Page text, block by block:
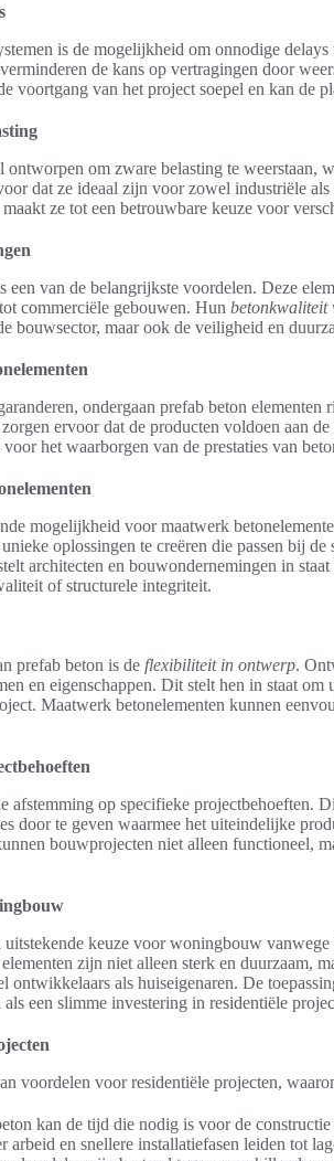
is de mogelijkheid om onnodige
de kans op vertragingen door
voortgang van het project soepel en kan de
om zware belasting te weerstaan,
dat ze ideaal zijn voor zowel industriële
ze tot een betrouwbare keuze voor
van de belangrijkste voordelen. Deze
commerciële gebouwen. Hun betonkwaliteit
bouwsector, maar ook de veiligheid en
ondergaan prefab beton elementen
ervoor dat de producten voldoen aan
het waarborgen van de prestaties van
mogelijkheid voor maatwerk
oplossingen te creëren die passen bij
architecten en bouwondernemingen in
of structurele integriteit.
prefab beton is de flexibiliteit in ontwerp.
en eigenschappen. Dit stelt hen in staat
Maatwerk betonelementen kunnen
afstemming op specifieke projectbehoeften.
door te geven waarmee het uiteindelijke
bouwprojecten niet alleen functioneel,
keuze voor woningbouw
zijn niet alleen sterk en duurzaam,
ontwikkelaars als huiseigenaren. De
een slimme investering in residentiële
voordelen voor residentiële projecten,
kan de tijd die nodig is voor de
arbeid en snellere installatiefasen leiden tot